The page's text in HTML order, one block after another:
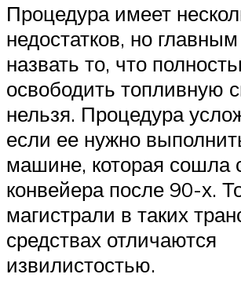
Процедура имеет
недостатков, но
назвать то, что
освободить топливную
нельзя. Процедура
если ее нужно
машине, которая сошла
конвейера после 90-х.
магистрали в таких
средствах отличаются
извилистостью.